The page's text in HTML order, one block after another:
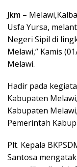
Jkm –
Usfa Yursa,
Negeri Sipil di
Melawi,” Kamis
Melawi.
Hadir pada
Kabupaten
Kabupaten
Pemerintah
Plt. Kepala
Santosa